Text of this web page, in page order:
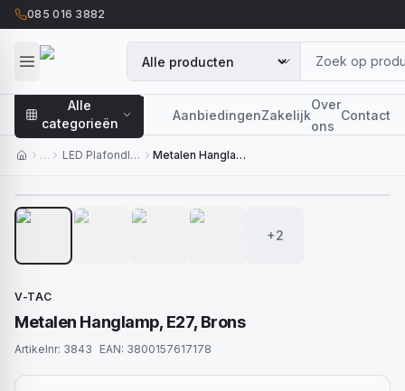
085 016 3882
Alle
categorieën
AanbiedingenZakelijk
Over
ons
Contact
… LED Plafondlampen
Metalen Hanglamp, E27, Brons
+2
V-TAC
Metalen Hanglamp, E27, Brons
Artikelnr: 3843 EAN: 3800157617178